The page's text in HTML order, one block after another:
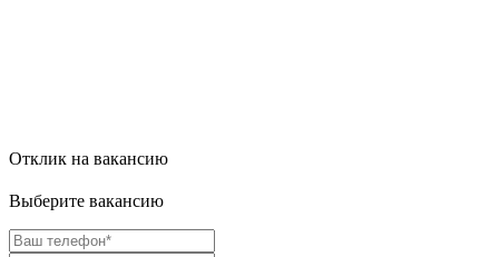
Отклик на вакансию
Выберите вакансию